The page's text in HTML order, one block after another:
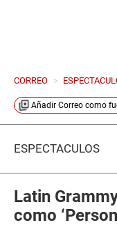
CORREO >
Añadir Correo como
ESPECTÁCULOS
Latin
como